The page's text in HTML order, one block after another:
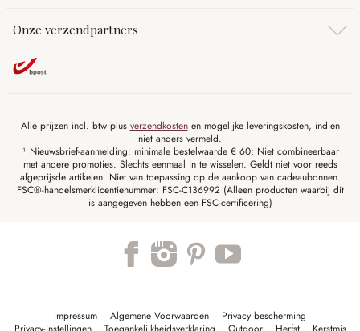
Onze verzendpartners
Alle prijzen incl. btw plus verzendkostenen mogelijke leveringskosten, indien
niet anders vermeld.
¹ Nieuwsbrief-aanmelding: minimale bestelwaarde € 60; Niet combineerbaar
met andere promoties. Slechts eenmaal in te wisselen. Geldt niet voor reeds
afgeprijsde artikelen. Niet van toepassing op de aankoop van cadeaubonnen.
FSC®-handelsmerklicentienummer: FSC-C136992 (Alleen producten waarbij dit
is aangegeven hebben een FSC-certificering)
Impressum Algemene Voorwaarden
Privacy bescherming